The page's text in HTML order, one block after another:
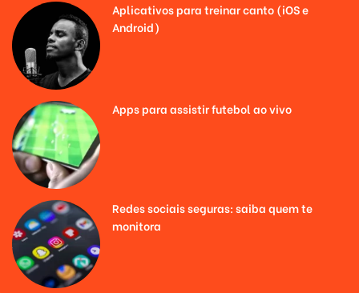
Aplicativos para treinar canto (iOS e
Android)
Apps para assistir futebol ao vivo
Redes sociais seguras: saiba quem te
monitora